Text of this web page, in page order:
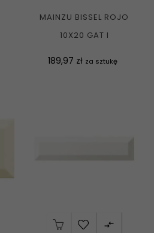
MAINZU BISSEL ROJO
10X20 GAT I
Cena
189,97 zł za sztukę
